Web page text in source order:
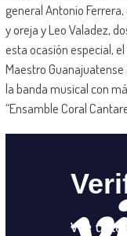
general Antonio
y oreja y Leo Valadez,
esta ocasión especial,
Maestro
la banda musical con
“Ensamble Coral